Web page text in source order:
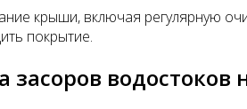
крыши, включая регулярную
покрытие.
засоров